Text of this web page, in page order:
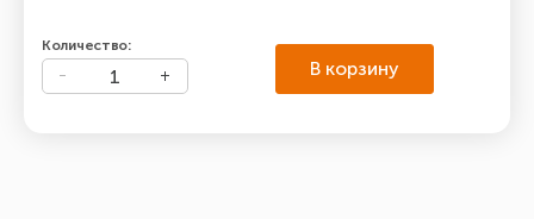
Количество:
В корзину